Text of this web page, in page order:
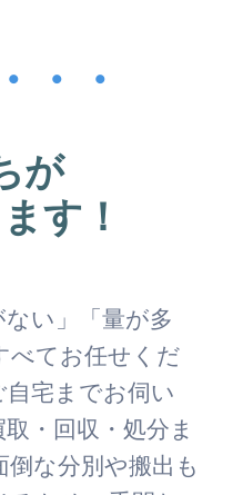
・・
が
す！
ない」「量が多
べてお任せくだ
宅までお伺い
・回収・処分ま
な分別や搬出も